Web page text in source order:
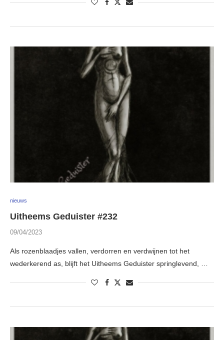
nieuws
Uitheems Geduister #232
09/04/2023
Als rozenblaadjes vallen, verdorren en verdwijnen tot het
wederkerend as, blijft het Uitheems Geduister springlevend, …